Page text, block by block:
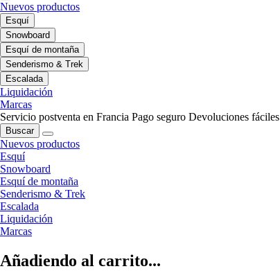
Nuevos productos
Esquí
Snowboard
Esquí de montaña
Senderismo & Trek
Escalada
Liquidación
Marcas
Servicio postventa en Francia Pago seguro Devoluciones fáciles
Buscar
Nuevos productos
Esquí
Snowboard
Esquí de montaña
Senderismo & Trek
Escalada
Liquidación
Marcas
Añadiendo al carrito...